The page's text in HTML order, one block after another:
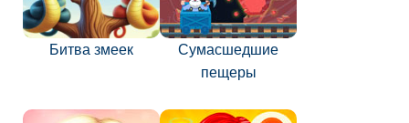
Битва змеек
Сумасшедшие
пещеры